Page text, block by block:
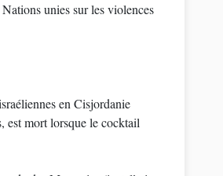
unies sur les violences
en Cisjordanie
est mort lorsque le cocktail